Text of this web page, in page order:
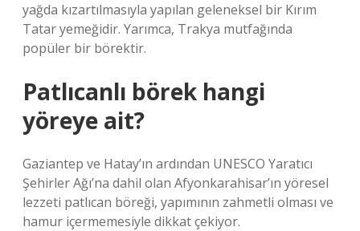
yağda kızartılmasıyla yapılan geleneksel bir Kırım
Tatar yemeğidir. Yarımca, Trakya mutfağında
popüler bir börektir.
Patlıcanlı börek hangi
yöreye ait?
Gaziantep ve Hatay’ın ardından UNESCO Yaratıcı
Şehirler Ağı’na dahil olan Afyonkarahisar’ın yöresel
lezzeti patlıcan böreği, yapımının zahmetli olması ve
hamur içermemesiyle dikkat çekiyor.